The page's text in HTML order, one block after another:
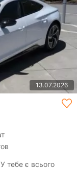
13.07.2026
тебе є всього